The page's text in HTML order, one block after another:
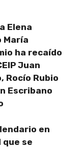
Elena
María
ha recaído
Juan
Rocío Rubio
Escribano
en
se